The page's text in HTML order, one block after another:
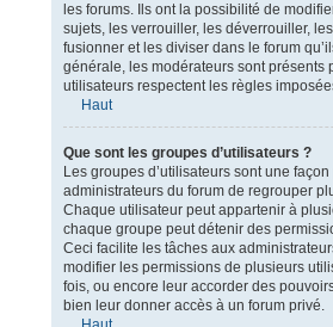
les forums. Ils ont la possibilité de
sujets, les verrouiller, les déverrouiller,
fusionner et les diviser dans le forum
générale, les modérateurs sont présents
utilisateurs respectent les règles
Haut
Que sont les groupes d’utilisateurs ?
Les groupes d’utilisateurs sont une
administrateurs du forum de regrouper
Chaque utilisateur peut appartenir à
chaque groupe peut détenir des
Ceci facilite les tâches aux
modifier les permissions de plusieurs
fois, ou encore leur accorder des
bien leur donner accès à un forum privé.